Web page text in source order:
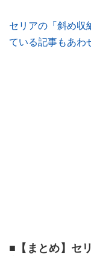
セリアの「斜め収
ている記事もあわ
■【まとめ】セ